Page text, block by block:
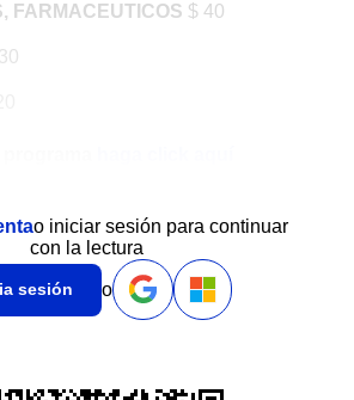
FARMACEUTICOS $ 40
o iniciar sesión para continuar
con la lectura
sesión o